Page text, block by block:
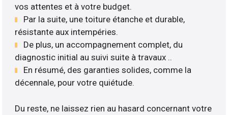
vos attentes et à votre budget.
Par la suite, une toiture étanche et durable,
résistante aux intempéries.
De plus, un accompagnement complet, du
diagnostic initial au suivi suite à travaux ..
En résumé, des garanties solides, comme la
décennale, pour votre quiétude.
Du reste, ne laissez rien au hasard concernant votre